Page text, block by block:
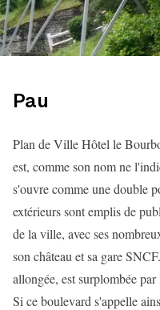
Pau
Plan de Ville Hôtel le
est, comme son nom ne
s'ouvre comme une double
extérieurs sont emplis de
de la ville, avec ses
son château et sa gare
allongée, est surplombée
Si ce boulevard s'appelle